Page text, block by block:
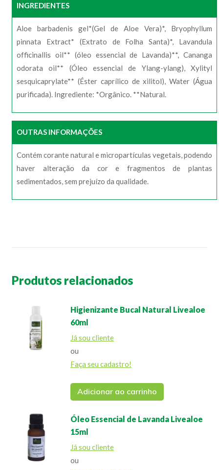
INGREDIENTES
Aloe barbadenis gel*(Gel de Aloe Vera)*, Bryophyllum
pinnata Extract* (Extrato de Folha Santa)*, Lavandula
officinallis oil** (óleo essencial de Lavanda)**, Cananga
odorata oil** (Óleo essencial de Ylang-ylang), Xylityl
sesquicaprylate** (Éster caprílico de xilitol), Water (Água
purificada). Ingrediente: *Orgânico. **Natural.
OUTRAS INFORMAÇÕES
Contém corante natural e micropartículas vegetais, podendo
haver alteração da cor e fragmentos de plantas
sedimentados, sem prejuízo da qualidade.
Produtos relacionados
Higienizante Bucal Natural Livealoe
60ml
Já sou cliente
ou
Faça seu cadastro!
Adicionar ao carrinho
Óleo Essencial de Lavanda Livealoe
15ml
Já sou cliente
ou